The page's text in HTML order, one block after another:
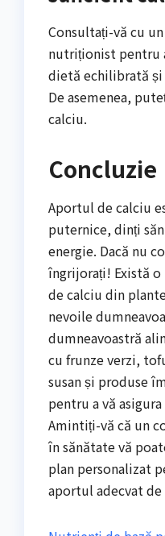
Consultați-vă cu
nutriționist pentru
dietă echilibrată
De asemenea,
calciu.
Concluzie
Aportul de calciu
puternice, dinți
energie. Dacă nu
îngrijorați! Există
de calciu din
nevoile
dumneavoastră
cu frunze verzi,
susan și produse
pentru a vă
Amintiți-vă că un
în sănătate vă
plan personalizat
aportul adecvat de